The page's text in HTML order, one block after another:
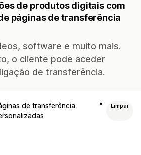
de produtos digitais com
páginas de transferência
software e muito mais.
o cliente pode aceder
de transferência.
de transferência
Limpar